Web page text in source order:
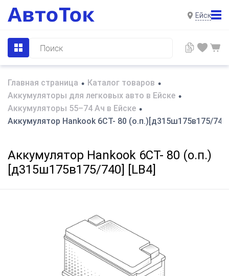
Ейск
Главная страница • Каталог товаров •
Аккумуляторы для легковых авто в Ейске •
Аккумуляторы 55–74 Ач в Ейске •
Аккумулятор Hankook 6CT- 80 (о.п.)[д315ш175в175/
Аккумулятор Hankook 6CT- 80 (о.п.)
[д315ш175в175/740] [LB4]